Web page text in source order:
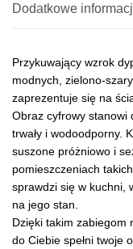
Dodatkowe
Przykuwający wzrok
modnych, zielono-
zaprezentuje się na
Obraz cyfrowy stanowi
trwały i wodoodporny.
suszone próżniowo i
pomieszczeniach
sprawdzi się w kuchni,
na jego stan.
Dzięki takim zabiegom
do Ciebie spełni twoje